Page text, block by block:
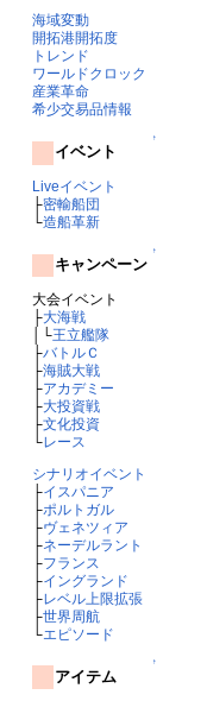
海域変動
開拓港開拓度
トレンド
ワールドクロック
産業革命
希少交易品情報
↑
イベント
Liveイベント
├密輸船団
└造船革新
↑
キャンペーン
大会イベント
├大海戦
│└王立艦隊
├バトルＣ
├海賊大戦
├アカデミー
├大投資戦
├文化投資
└レース
シナリオイベント
├イスパニア
├ポルトガル
├ヴェネツィア
├ネーデルラント
├フランス
├イングランド
├レベル上限拡張
├世界周航
└エピソード
↑
アイテム